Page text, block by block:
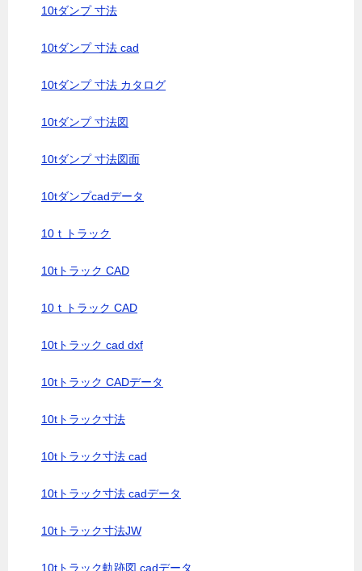
10tダンプ 寸法
10tダンプ 寸法 cad
10tダンプ 寸法 カタログ
10tダンプ 寸法図
10tダンプ 寸法図面
10tダンプcadデータ
10ｔトラック
10tトラック CAD
10ｔトラック CAD
10tトラック cad dxf
10tトラック CADデータ
10tトラック寸法
10tトラック寸法 cad
10tトラック寸法 cadデータ
10tトラック寸法JW
10tトラック軌跡図 cadデータ